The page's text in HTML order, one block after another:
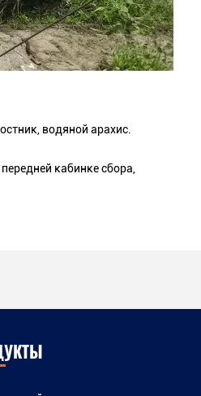
водяной арахис.
кабинке сбора,